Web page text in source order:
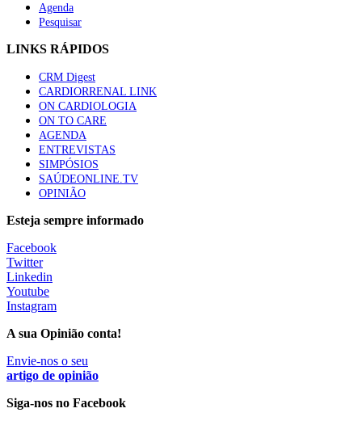
Trodelvy aprovado para primeira linha no cancro da
elegíveis para inibidores PD-(L)1
Especialistas defendem mais potássio na alimentação
para ajudar a controlar a hipertensão
57 visualizações
MAIS NOTÍCIAS
Sindicato diz que nova carreira de médicos dentistas reforça
estabilidade no SNS
6 Ago, 2026
Mais de 400 utentes beneficiaram de comparticipação reforçada
para tratamentos de infertilidade na Madeira
6 Ago, 2026|0 Comments
Agenda
Pesquisar
LINKS RÁPIDOS
CRM Digest
CARDIORRENAL LINK
ON CARDIOLOGIA
ON TO CARE
AGENDA
ENTREVISTAS
SIMPÓSIOS
SAÚDEONLINE.TV
OPINIÃO
Esteja sempre informado
Facebook
Twitter
Linkedin
Youtube
Instagram
A sua Opinião conta!
Envie-nos o seu
artigo de opinião
Siga-nos no Facebook